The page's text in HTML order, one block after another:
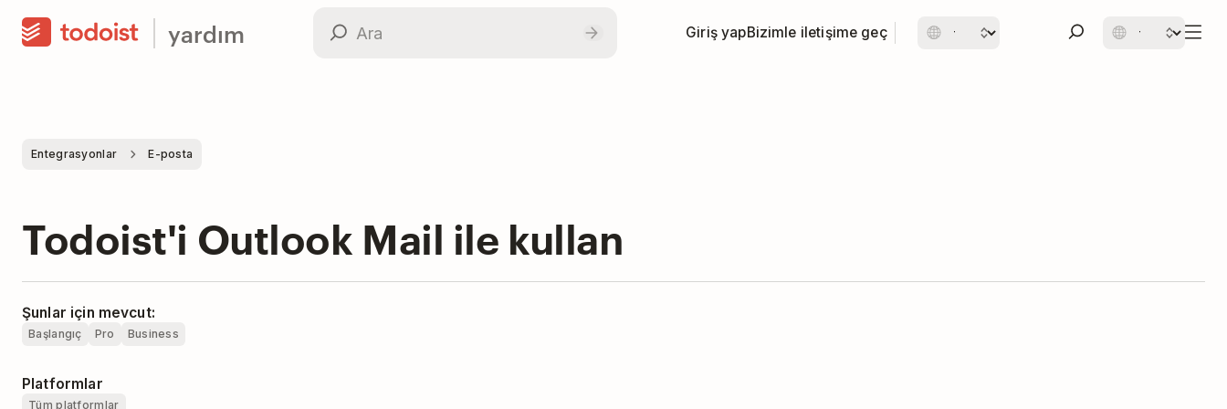
yardım Giriş yapBizimle iletişime geç
Entegrasyonlar E-posta
Todoist'i Outlook Mail ile kullan
Şunlar için mevcut:
Başlangıç Pro Business
Platformlar
Tüm platformlar